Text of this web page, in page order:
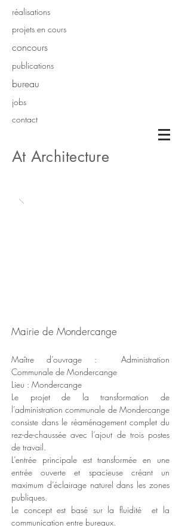
réalisations
projets en cours
concours
publications
bureau
jobs
contact
At Architecture
Mairie de Mondercange
Maître d’ouvrage : Administration
Communale de Mondercange
Lieu : Mondercange
Le projet de la transformation de
l’administration communale de Mondercange
consiste dans le réaménagement complet du
rez-de-chaussée avec l’ajout de trois postes
de travail.
L’entrée principale est transformée en une
entrée ouverte et spacieuse créant un
maximum d’éclairage naturel dans les zones
publiques.
Le concept est basé sur la fluidité et la
communication entre bureaux.